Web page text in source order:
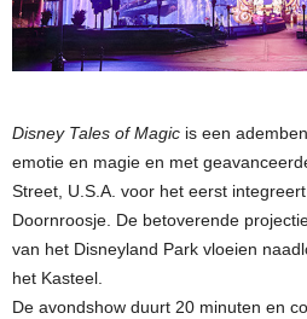
Disney Tales of Magic is een
emotie en magie en met
Street, U.S.A. voor het eerst
Doornroosje. De betoverende
van het Disneyland Park vloeien
het Kasteel.
De avondshow duurt 20 minuten en